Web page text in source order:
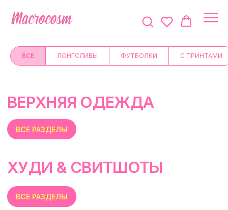
ВСЕ ЛОНГСЛИВЫ ФУТБОЛКИ С ПРИНТАМИ
ХУДИ & CВИТШОТЫ
ВСЕ РАЗДЕЛЫ
БРЮКИ & ШОРТЫ
ВСЕ РАЗДЕЛЫ